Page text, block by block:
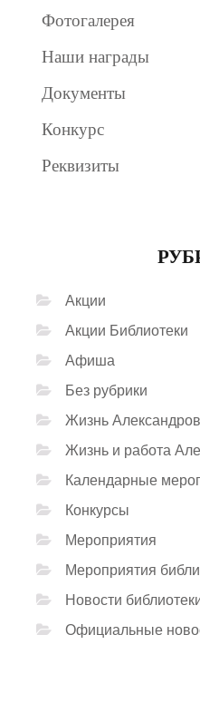
Фотогалерея
Наши награды
Документы
Конкурс
Реквизиты
Акции
Акции Библиотеки
Афиша
Без рубрики
Жизнь
Жизнь и работа
Календарные
Конкурсы
Мероприятия
Мероприятия
Новости
Официальные